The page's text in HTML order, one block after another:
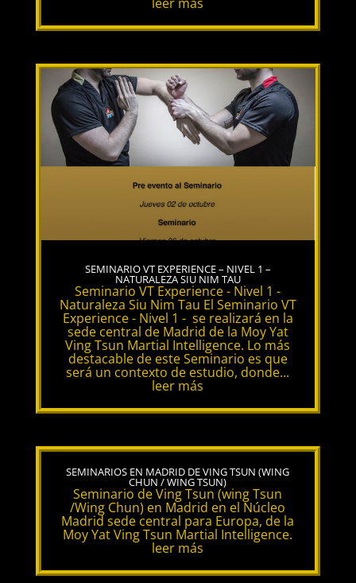
SEMINARIO VT EXPERIENCE – NIVEL 1 –
NATURALEZA SIU NIM TAU
Seminario VT Experience - Nivel 1 -
Naturaleza Siu Nim Tau El Seminario VT
Experience - Nivel 1 - se realizará en la
sede central de Madrid de la Moy Yat
Ving Tsun Martial Intelligence. Lo más
destacable de este Seminario es que
será un contexto de estudio, donde...
leer más
SEMINARIOS EN MADRID DE VING TSUN (WING
CHUN / WING TSUN)
Seminario de Ving Tsun (wing Tsun
/Wing Chun) en Madrid en el Núcleo
Madrid sede central para Europa, de la
Moy Yat Ving Tsun Martial Intelligence.
leer más